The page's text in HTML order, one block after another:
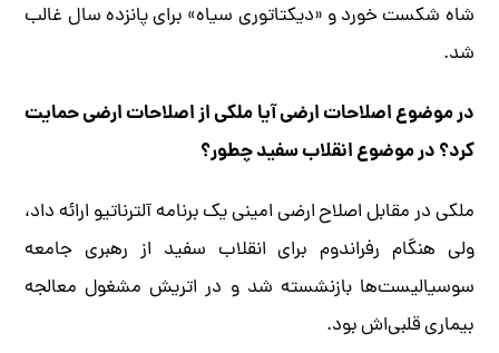
شاه شکست خورد و «دیکتاتوری سیاه» برای پانزده سال غالب
شد.
در موضوع اصلاحات ارضی آیا ملکی از اصلاحات ارضی حمایت
کرد؟ در موضوع انقلاب سفید چطور؟
ملکی در مقابل اصلاح ارضی امینی یک برنامه آلترناتیو ارائه داد،
ولی هنگام رفراندوم برای انقلاب سفید از رهبری جامعه
سوسیالیست‌ها بازنشسته شد و در اتریش مشغول معالجه
بیماری قلبی‌اش بود.